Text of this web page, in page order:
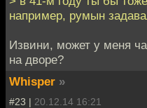
например, румын
Извини, может у меня
на дворе?
Whisper »
#23 | 20.12.14 16:21